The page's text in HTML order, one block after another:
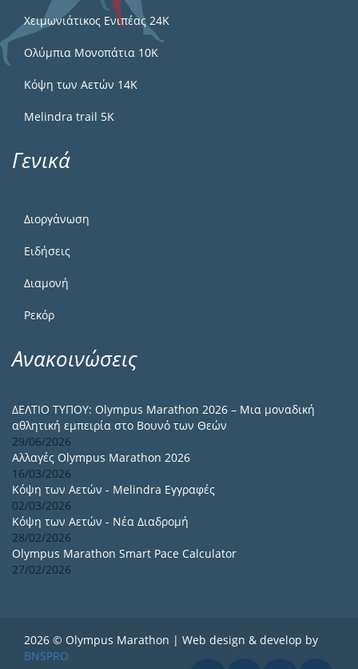
Χειμωνιάτικος Ενιπέας 24Κ
Ολύμπια Μονοπάτια 10Κ
Κόψη των Αετών 14Κ
Melindra trail 5Κ
Γενικά
Διοργάνωση
Ειδήσεις
Διαμονή
Ρεκόρ
Ανακοινώσεις
ΔΕΛΤΙΟ ΤΥΠΟΥ: Olympus Marathon 2026 – Μια μοναδική
αθλητική εμπειρία στο Βουνό των Θεών
29/06/2026
Αλλαγές Olympus Marathon 2026
16/03/2026
Κόψη των Αετών - Melindra Εγγραφές
02/03/2026
Κόψη των Αετών - Νέα Διαδρομή
28/02/2026
Olympus Marathon Smart Pace Calculator
27/02/2026
2026 © Olympus Marathon | Web design & develop by
BNSPRO